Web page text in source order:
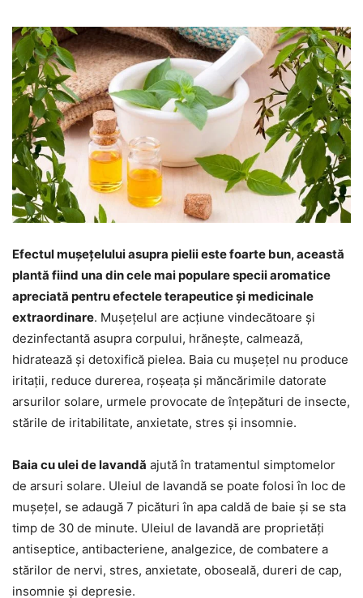
Efectul mușețelului asupra pielii este foarte bun, această
plantă fiind una din cele mai populare specii aromatice
apreciată pentru efectele terapeutice și medicinale
extraordinare. Mușețelul are acțiune vindecătoare și
dezinfectantă asupra corpului, hrănește, calmează,
hidratează și detoxifică pielea. Baia cu mușețel nu produce
iritații, reduce durerea, roșeața și măncărimile datorate
arsurilor solare, urmele provocate de înțepături de insecte,
stările de iritabilitate, anxietate, stres și insomnie.
Baia cu ulei de lavandă ajută în tratamentul simptomelor
de arsuri solare. Uleiul de lavandă se poate folosi în loc de
mușețel, se adaugă 7 picături în apa caldă de baie și se sta
timp de 30 de minute. Uleiul de lavandă are proprietăți
antiseptice, antibacteriene, analgezice, de combatere a
stărilor de nervi, stres, anxietate, oboseală, dureri de cap,
insomnie și depresie.